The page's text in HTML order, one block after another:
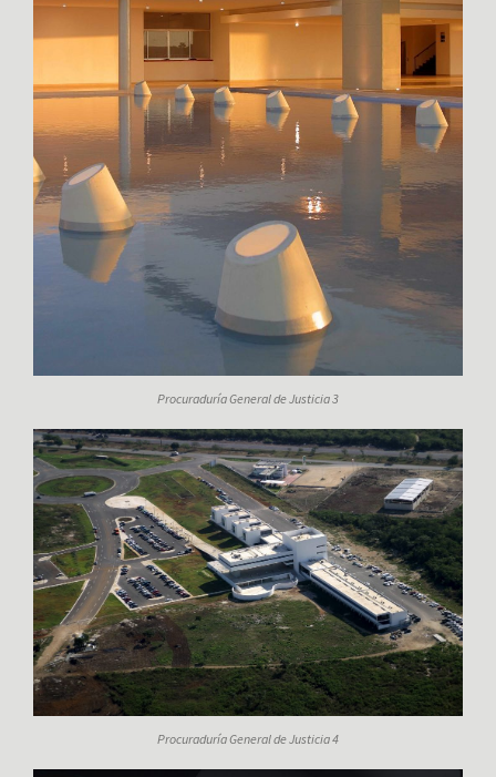
Procuraduría General de Justicia 3
Procuraduría General de Justicia 4